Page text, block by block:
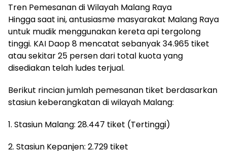
Tren Pemesanan di Wilayah Malang Raya
Hingga saat ini, antusiasme masyarakat Malang Raya
untuk mudik menggunakan kereta api tergolong
tinggi. KAI Daop 8 mencatat sebanyak 34.965 tiket
atau sekitar 25 persen dari total kuota yang
disediakan telah ludes terjual.
Berikut rincian jumlah pemesanan tiket berdasarkan
stasiun keberangkatan di wilayah Malang:
1. Stasiun Malang: 28.447 tiket (Tertinggi)
2. Stasiun Kepanjen: 2.729 tiket